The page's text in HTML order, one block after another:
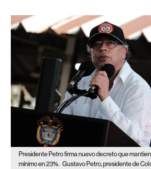
Presidente Petro firma nuevo decreto que
mínimo en 23%. Gustavo Petro, presidente de